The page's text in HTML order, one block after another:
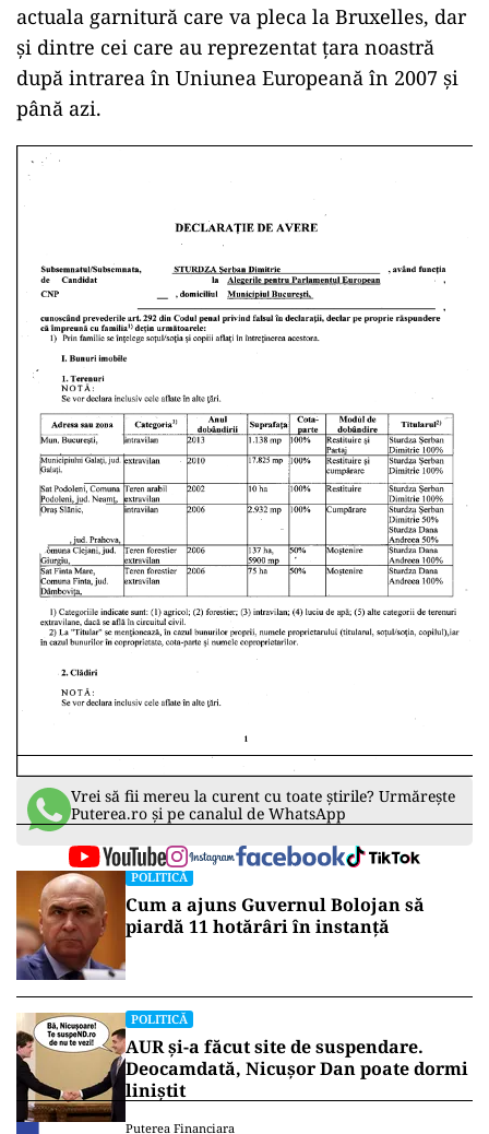
actuala garnitură care va pleca la Bruxelles, dar
și dintre cei care au reprezentat țara noastră
după intrarea în Uniunea Europeană în 2007 și
până azi.
Vrei să fii mereu la curent cu toate știrile? Urmărește
Puterea.ro și pe canalul de WhatsApp
POLITICĂ
Cum a ajuns Guvernul Bolojan să
piardă 11 hotărâri în instanță
POLITICĂ
AUR și-a făcut site de suspendare.
Deocamdată, Nicușor Dan poate dormi
liniștit
Puterea Financiara